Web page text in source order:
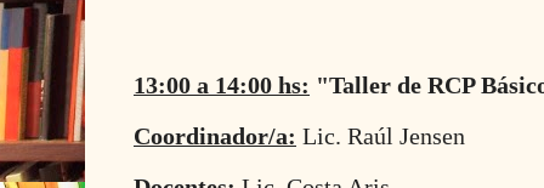
13:00 a 14:00 hs: "Taller de RCP
Coordinador/a: Lic. Raúl Jensen